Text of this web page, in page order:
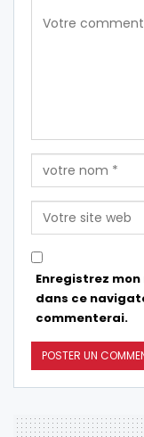
Enregistrez
dans ce
commenterai.